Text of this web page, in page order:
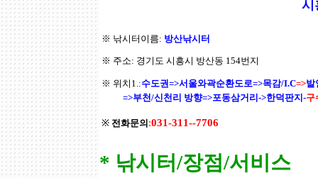
시
※ 낚시터이름: 방산낚시터
※ 주소: 경기도 시흥시 방산동 154번지
※ 위치1.:수도권=>서울와곽순환도로=>목감/I.C=>발
=>부천/신천리 방향=>포동삼거리->한덕판지-구
※ 전화문의:031-311--7706
* 낚시터/장점/서비스